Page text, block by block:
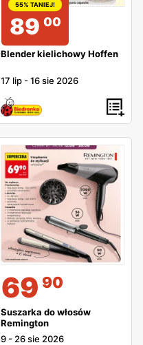
55% TANIEJ!
89 00
Blender kielichowy Hoffen
17 lip -16 sie 2026
69 90
Suszarka do włosów
Remington
9 - 26 sie 2026